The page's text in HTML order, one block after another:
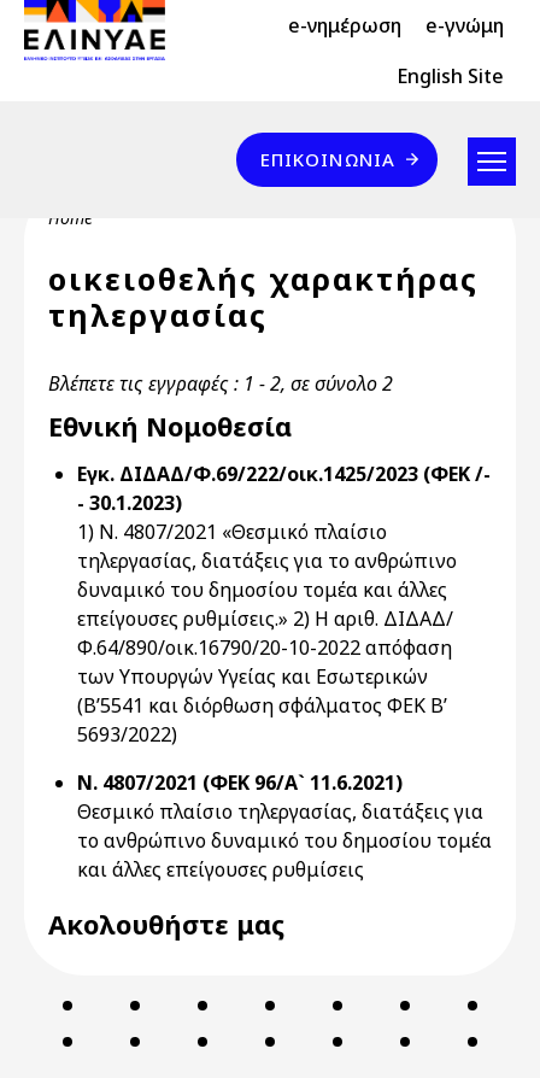
Skip to main content
Header Top 2 e-νημέρωση e-γνώμη
Header Top English Site
Επικοινωνία
ΕΠΙΚΟΙΝΩΝΊΑ
Breadcrumb
Home
οικειοθελής χαρακτήρας
τηλεργασίας
Βλέπετε τις εγγραφές : 1 - 2, σε σύνολο 2
Εθνική Νομοθεσία
Εγκ. ΔΙΔΑΔ/Φ.69/222/οικ.1425/2023 (ΦΕΚ /-
- 30.1.2023)
1) Ν. 4807/2021 «Θεσμικό πλαίσιο
τηλεργασίας, διατάξεις για το ανθρώπινο
δυναμικό του δημοσίου τομέα και άλλες
επείγουσες ρυθμίσεις.» 2) H αριθ. ΔΙΔΑΔ/
Φ.64/890/οικ.16790/20-10-2022 απόφαση
των Υπουργών Υγείας και Εσωτερικών
(Β’5541 και διόρθωση σφάλματος ΦΕΚ Β’
5693/2022)
Ν. 4807/2021 (ΦΕΚ 96/Α` 11.6.2021)
Θεσμικό πλαίσιο τηλεργασίας, διατάξεις για
το ανθρώπινο δυναμικό του δημοσίου τομέα
και άλλες επείγουσες ρυθμίσεις
Ακολουθήστε μας